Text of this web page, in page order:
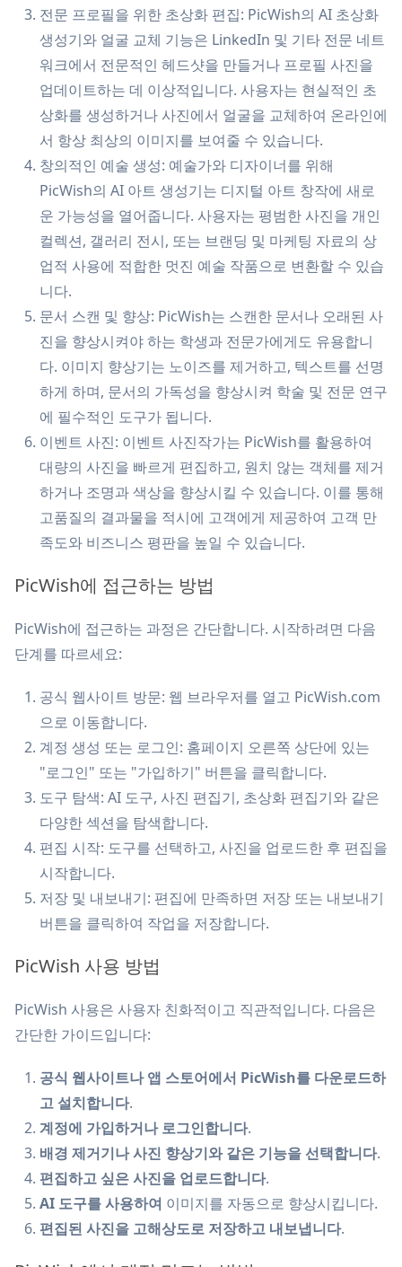
전문 프로필을 위한 초상화 편집: PicWish의 AI 초상화
생성기와 얼굴 교체 기능은 LinkedIn 및 기타 전문 네트
워크에서 전문적인 헤드샷을 만들거나 프로필 사진을
업데이트하는 데 이상적입니다. 사용자는 현실적인 초
상화를 생성하거나 사진에서 얼굴을 교체하여 온라인에
서 항상 최상의 이미지를 보여줄 수 있습니다.
창의적인 예술 생성: 예술가와 디자이너를 위해
PicWish의 AI 아트 생성기는 디지털 아트 창작에 새로
운 가능성을 열어줍니다. 사용자는 평범한 사진을 개인
컬렉션, 갤러리 전시, 또는 브랜딩 및 마케팅 자료의 상
업적 사용에 적합한 멋진 예술 작품으로 변환할 수 있습
니다.
문서 스캔 및 향상: PicWish는 스캔한 문서나 오래된 사
진을 향상시켜야 하는 학생과 전문가에게도 유용합니
다. 이미지 향상기는 노이즈를 제거하고, 텍스트를 선명
하게 하며, 문서의 가독성을 향상시켜 학술 및 전문 연구
에 필수적인 도구가 됩니다.
이벤트 사진: 이벤트 사진작가는 PicWish를 활용하여
대량의 사진을 빠르게 편집하고, 원치 않는 객체를 제거
하거나 조명과 색상을 향상시킬 수 있습니다. 이를 통해
고품질의 결과물을 적시에 고객에게 제공하여 고객 만
족도와 비즈니스 평판을 높일 수 있습니다.
PicWish에 접근하는 방법
PicWish에 접근하는 과정은 간단합니다. 시작하려면 다음
단계를 따르세요:
공식 웹사이트 방문: 웹 브라우저를 열고 PicWish.com
으로 이동합니다.
계정 생성 또는 로그인: 홈페이지 오른쪽 상단에 있는
"로그인" 또는 "가입하기" 버튼을 클릭합니다.
도구 탐색: AI 도구, 사진 편집기, 초상화 편집기와 같은
다양한 섹션을 탐색합니다.
편집 시작: 도구를 선택하고, 사진을 업로드한 후 편집을
시작합니다.
저장 및 내보내기: 편집에 만족하면 저장 또는 내보내기
버튼을 클릭하여 작업을 저장합니다.
PicWish 사용 방법
PicWish 사용은 사용자 친화적이고 직관적입니다. 다음은
간단한 가이드입니다:
공식 웹사이트나 앱 스토어에서 PicWish를 다운로드하
고 설치합니다.
계정에 가입하거나 로그인합니다.
배경 제거기나 사진 향상기와 같은 기능을 선택합니다.
편집하고 싶은 사진을 업로드합니다.
AI 도구를 사용하여 이미지를 자동으로 향상시킵니다.
편집된 사진을 고해상도로 저장하고 내보냅니다.